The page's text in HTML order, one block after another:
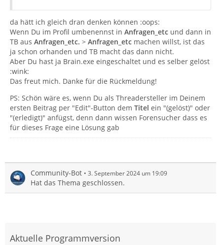
da hätt ich gleich dran denken können :oops:
Wenn Du im Profil umbenennst in Anfragen_etc und dann in
TB aus Anfragen_etc. > Anfragen_etc machen willst, ist das
ja schon orhanden und TB macht das dann nicht.
Aber Du hast ja Brain.exe eingeschaltet und es selber gelöst
:wink:
Das freut mich. Danke für die Rückmeldung!
PS: Schön wäre es, wenn Du als Threadersteller im Deinem
ersten Beitrag per "Edit"-Button dem Titel ein "(gelöst)" oder
"(erledigt)" anfügst, denn dann wissen Forensucher dass es
für dieses Frage eine Lösung gab
Community-Bot 3. September 2024 um 19:09
Hat das Thema geschlossen.
Aktuelle Programmversion